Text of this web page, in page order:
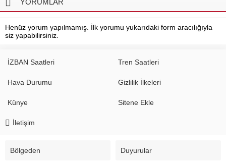
YORUMLAR
Henüz yorum yapılmamış. İlk yorumu yukarıdaki form aracılığıyla
siz yapabilirsiniz.
İZBAN Saatleri Tren Saatleri
Hava Durumu Gizlilik İlkeleri
Künye Sitene Ekle
İletişim
Bölgeden Duyurular